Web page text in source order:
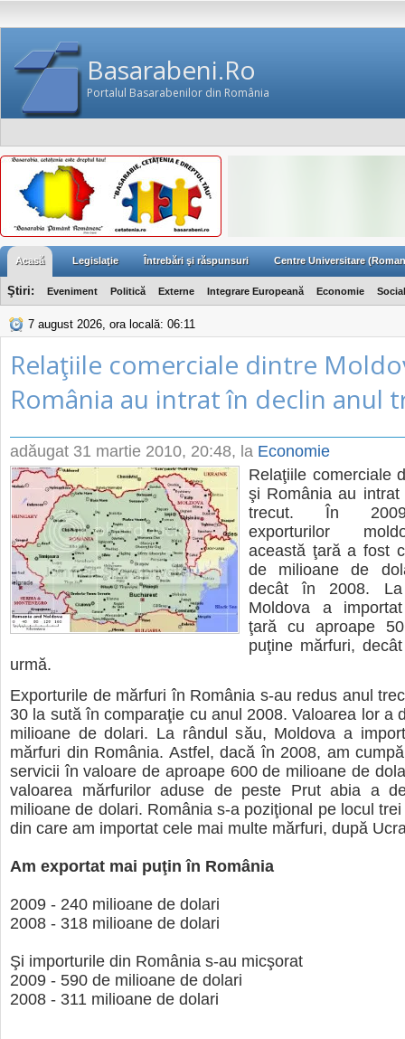
Basarabeni.Ro
Portalul Basarabenilor din România
Acasă Legislaţie Întrebări şi răspunsuri Centre Universitare
Ştiri: Eveniment Politică Externe Integrare Europeană Economie Social
7 august 2026, ora locală: 06:11
Relaţiile comerciale dintre
România au intrat în declin anul
adăugat 31 martie 2010, 20:48, la Economie
Relaţiile comerciale
şi România au
trecut. În
exporturilor
această ţară a fost
de milioane de
decât în 2008.
Moldova a
ţară cu aproape
puţine mărfuri,
urmă.
Exporturile de mărfuri în România s-au redus anul
30 la sută în comparaţie cu anul 2008. Valoarea lor a
milioane de dolari. La rândul său, Moldova a
mărfuri din România. Astfel, dacă în 2008, am
servicii în valoare de aproape 600 de milioane de
valoarea mărfurilor aduse de peste Prut abia a
milioane de dolari. România s-a poziţional pe locul
din care am importat cele mai multe mărfuri, după
Am exportat mai puţin în România
2009 - 240 milioane de dolari
2008 - 318 milioane de dolari
Şi importurile din România s-au micşorat
2009 - 590 de milioane de dolari
2008 - 311 milioane de dolari